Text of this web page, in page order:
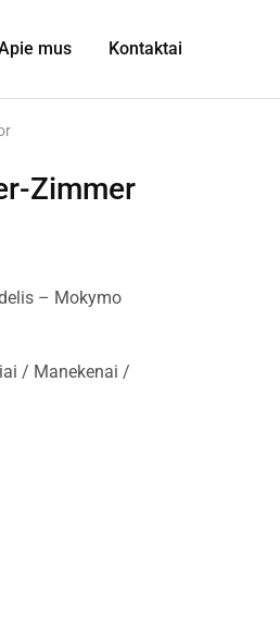
mus Kontaktai
Zimmer
– Mokymo
/ Manekenai /